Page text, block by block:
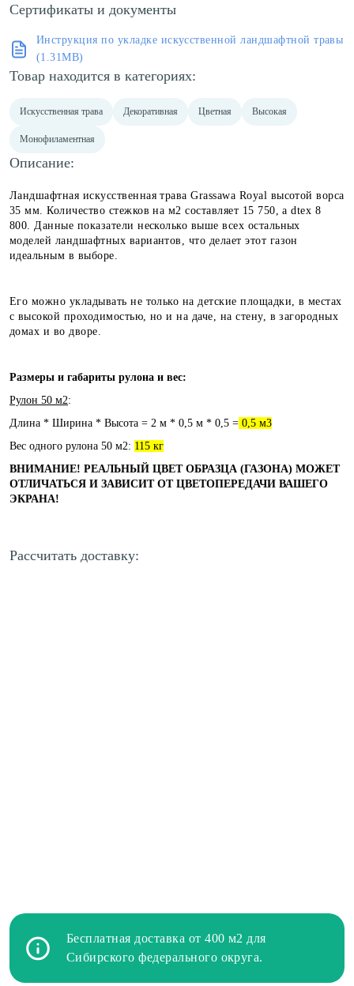
Сертификаты и документы
Инструкция по укладке искусственной ландшафтной травы
(1.31MB)
Товар находится в категориях:
Искусственная трава Декоративная Цветная Высокая
Монофиламентная
Описание:
Ландшафтная искусственная трава Grassawa Royal высотой ворса
35 мм. Количество стежков на м2 составляет 15 750, а dtex 8
800. Данные показатели несколько выше всех остальных
моделей ландшафтных вариантов, что делает этот газон
идеальным в выборе.
Его можно укладывать не только на детские площадки, в местах
с высокой проходимостью, но и на даче, на стену, в загородных
домах и во дворе.
Размеры и габариты рулона и вес:
Рулон 50 м2:
Длина * Ширина * Высота = 2 м * 0,5 м * 0,5 = 0,5 м3
Вес одного рулона 50 м2: 115 кг
ВНИМАНИЕ! РЕАЛЬНЫЙ ЦВЕТ ОБРАЗЦА (ГАЗОНА) МОЖЕТ
ОТЛИЧАТЬСЯ И ЗАВИСИТ ОТ ЦВЕТОПЕРЕДАЧИ ВАШЕГО
ЭКРАНА!
Рассчитать доставку:
Бесплатная доставка от 400 м2 для
Сибирского федерального округа.